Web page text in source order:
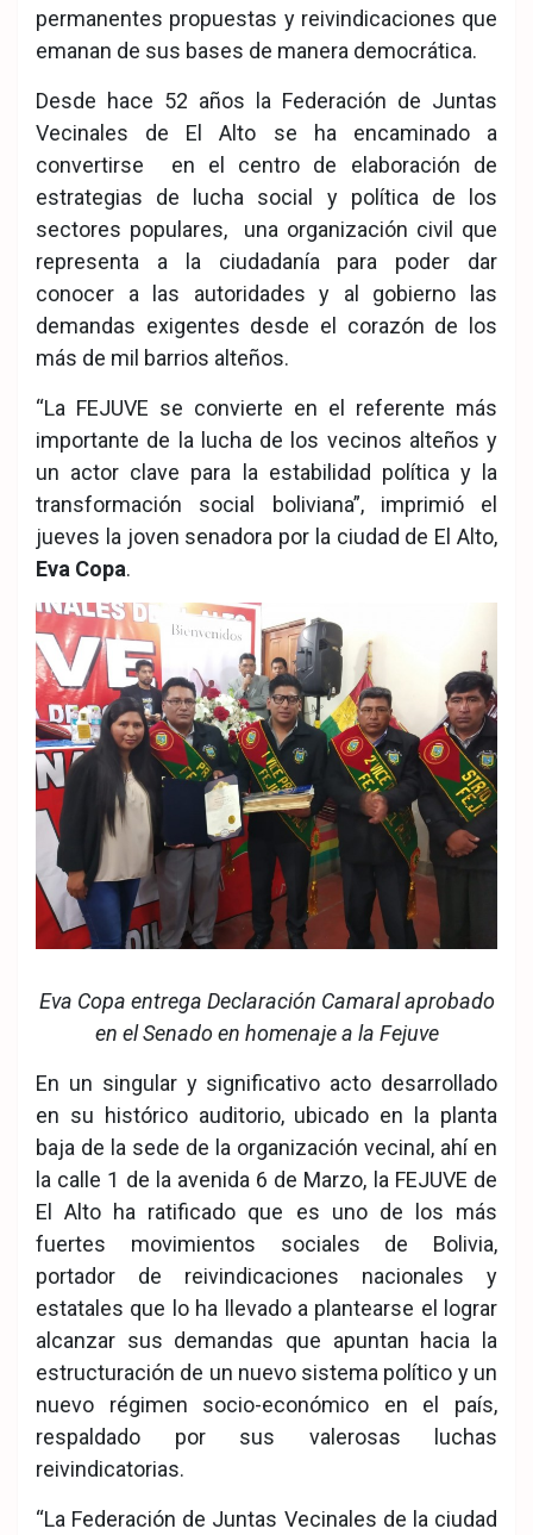
permanentes propuestas y reivindicaciones que
emanan de sus bases de manera democrática.
Desde hace 52 años la Federación de Juntas
Vecinales de El Alto se ha encaminado a
convertirse en el centro de elaboración de
estrategias de lucha social y política de los
sectores populares, una organización civil que
representa a la ciudadanía para poder dar
conocer a las autoridades y al gobierno las
demandas exigentes desde el corazón de los
más de mil barrios alteños.
“La FEJUVE se convierte en el referente más
importante de la lucha de los vecinos alteños y
un actor clave para la estabilidad política y la
transformación social boliviana”, imprimió el
jueves la joven senadora por la ciudad de El Alto,
Eva Copa.
Eva Copa entrega Declaración Camaral aprobado
en el Senado en homenaje a la Fejuve
En un singular y significativo acto desarrollado
en su histórico auditorio, ubicado en la planta
baja de la sede de la organización vecinal, ahí en
la calle 1 de la avenida 6 de Marzo, la FEJUVE de
El Alto ha ratificado que es uno de los más
fuertes movimientos sociales de Bolivia,
portador de reivindicaciones nacionales y
estatales que lo ha llevado a plantearse el lograr
alcanzar sus demandas que apuntan hacia la
estructuración de un nuevo sistema político y un
nuevo régimen socio-económico en el país,
respaldado por sus valerosas luchas
reivindicatorias.
“La Federación de Juntas Vecinales de la ciudad